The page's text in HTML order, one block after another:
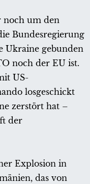
noch um den
Bundesregierung
Ukraine gebunden
noch der EU ist.
US-
losgeschickt
zerstört hat –
der
Explosion in
das von